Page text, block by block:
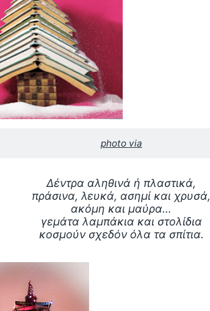
photo via
Δέντρα αληθινά ή πλαστικά,
πράσινα, λευκά, ασημί και χρυσά,
ακόμη και μαύρα…
γεμάτα λαμπάκια και στολίδια
κοσμούν σχεδόν όλα τα σπίτια.